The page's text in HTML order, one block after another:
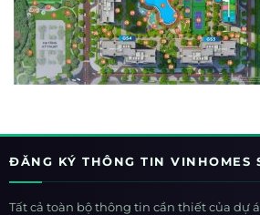
ĐĂNG KÝ THÔNG TIN VINHOMES
Tất cả toàn bộ thông tin cần thiết của dự